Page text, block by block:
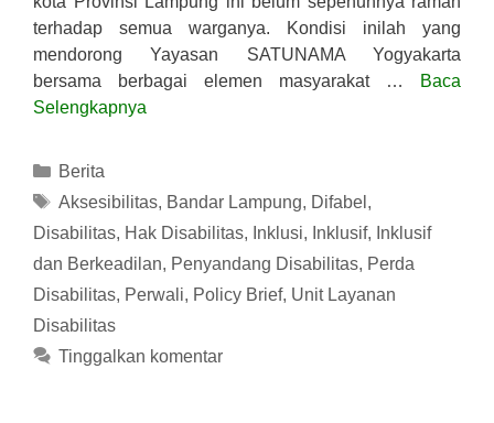
terhadap semua warganya. Kondisi inilah yang
mendorong Yayasan SATUNAMA Yogyakarta
bersama berbagai elemen masyarakat …
Baca
Selengkapnya
Kategori
Berita
Tag
Aksesibilitas, Bandar Lampung, Difabel ,
Disabilitas, Hak Disabilitas, Inklusi, Inklusif, Inklusif
dan Berkeadilan, Penyandang Disabilitas, Perda
Disabilitas, Perwali, Policy Brief, Unit Layanan
Disabilitas
Tinggalkan komentar